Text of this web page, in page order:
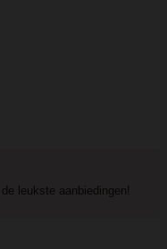
leukste aanbiedingen!